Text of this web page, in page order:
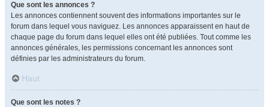
Que sont les annonces ?
Les annonces contiennent souvent des informations importantes sur le
forum dans lequel vous naviguez. Les annonces apparaissent en haut de
chaque page du forum dans lequel elles ont été publiées. Tout comme les
annonces générales, les permissions concernant les annonces sont
définies par les administrateurs du forum.
Haut
Que sont les notes ?